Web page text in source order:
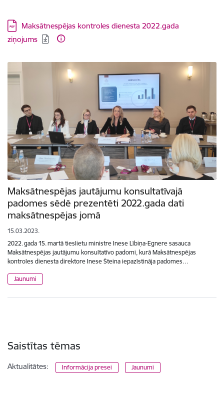
Lejupielādēt:
Maksātnespējas kontroles dienesta 2022.gada
ziņojums
Maksātnespējas jautājumu konsultatīvajā
padomes sēdē prezentēti 2022.gada dati
maksātnespējas jomā
15.03.2023.
2022. gada 15. martā tieslietu ministre Inese Lībiņa-Egnere sasauca
Maksātnespējas jautājumu konsultatīvo padomi, kurā Maksātnespējas
kontroles dienesta direktore Inese Šteina iepazīstināja padomes…
Jaunumi
Saistītas tēmas
Aktualitātes: Informācija presei Jaunumi